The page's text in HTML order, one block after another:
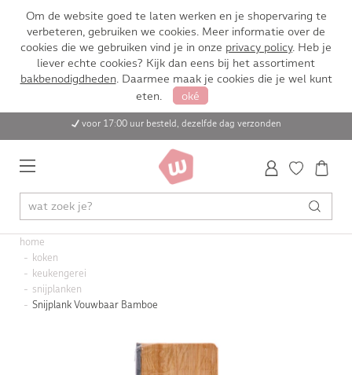
Om de website goed te laten werken en je shopervaring te
verbeteren, gebruiken we cookies. Meer informatie over de
cookies die we gebruiken vind je in onze privacy policy. Heb je
liever echte cookies? Kijk dan eens bij het assortiment
bakbenodigdheden. Daarmee maak je cookies die je wel kunt
eten.
oké
voor 17:00 uur besteld, dezelfde dag verzonden
home
koken
keukengerei
snijplanken
Snijplank Vouwbaar Bamboe